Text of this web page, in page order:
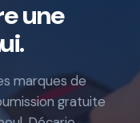
une
marques de
gratuite